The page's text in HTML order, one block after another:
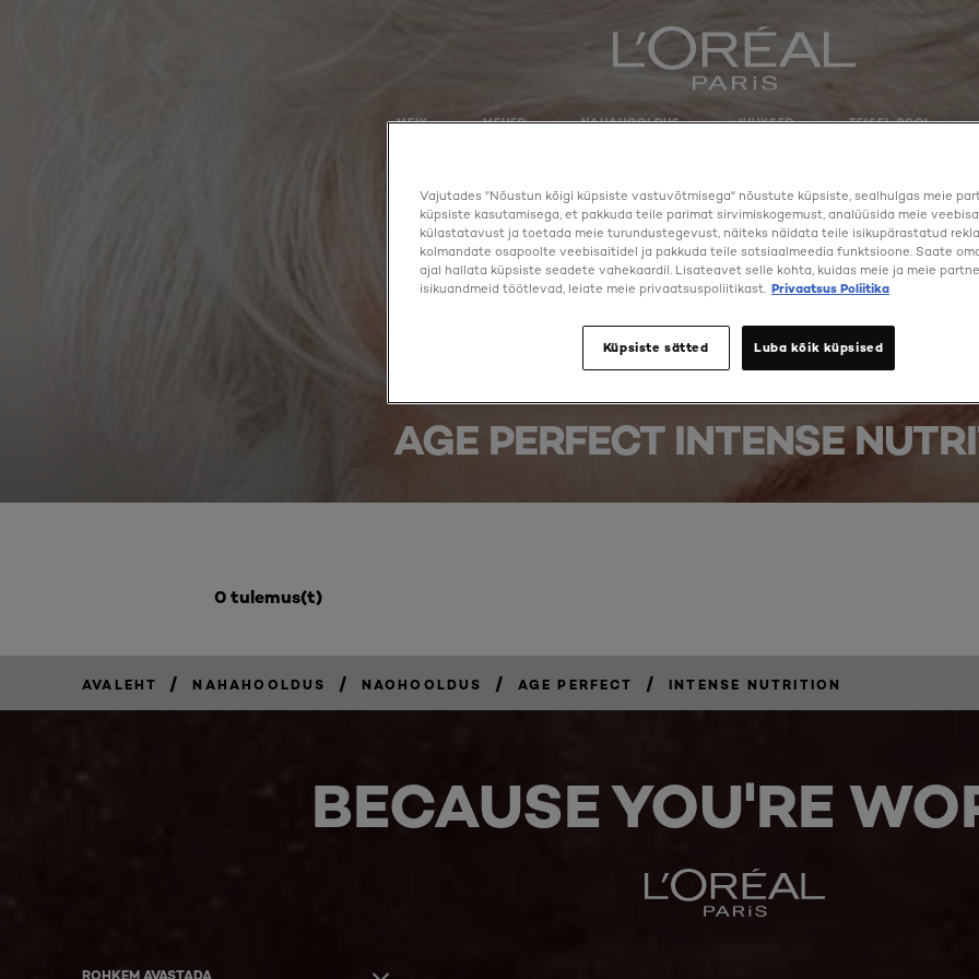
MEIK MEHED NAHAHOOLDUS JUUKSED TEISEL POOL
AGE PERFECT INTENSE
0 tulemus(t)
AVALEHT / NAHAHOOLDUS / NAOHOOLDUS / AGE PERFECT / INTENSE NUTRITION
BECAUSE YOU'RE
ROHKEM AVASTADA
Vajutades "Nõustun kõigi küpsiste vastuvõtmisega" nõustute küpsiste, sealhulgas meie
küpsiste kasutamisega, et pakkuda teile parimat sirvimiskogemust, analüüsida meie
külastatavust ja toetada meie turundustegevust, näiteks näidata teile isikupärastatud
kolmandate osapoolte veebisaitidel ja pakkuda teile sotsiaalmeedia funktsioone. Saate
ajal hallata küpsiste seadete vahekaardil. Lisateavet selle kohta, kuidas meie ja meie
isikuandmeid töötlevad, leiate meie privaatsuspoliitikast. Privaatsus Poliitika
Küpsiste sätted Luba kõik küpsised